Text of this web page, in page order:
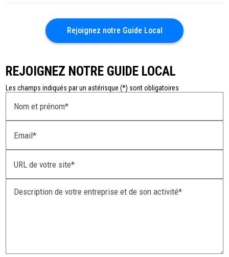
Rejoignez notre Guide Local
REJOIGNEZ NOTRE GUIDE LOCAL
Les champs indiqués par un astérisque (*) sont obligatoires
Nom et prénom*
Email*
URL de votre site*
Description de votre entreprise et de son activité*